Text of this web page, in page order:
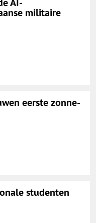
militaire
eerste zonne-
studenten